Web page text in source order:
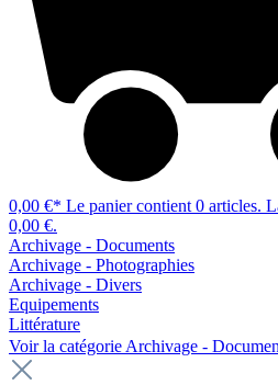
0,00 €* Le panier contient 0 articles.
0,00 €.
Archivage - Documents
Archivage - Photographies
Archivage - Divers
Equipements
Littérature
Voir la catégorie Archivage -